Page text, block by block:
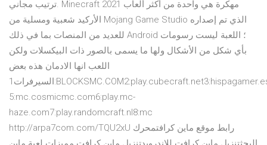
ترتيب مجاني. Minecraft 2021 مهكرة هي واحدة من أكثر ألعاب
الأركيد شعبية ومسلية من Mojang Game Studio الذي تم إصداره
للعديد من المنصات بما في ذلك Android ؛ اللعبة ليست رسومات
بأي شكل من الأشكال ولها ما يسمى بالصور ذات البيكسلات ولكن
اللعب انها الادمان هذه بعض
السيرفرات1:BLOCKSMC.COM2:play.cubecraft.net3:hispagamer.es4:serv.bloodybattle.net
5:mc.cosmicmc.com6:play.mc-
haze.com7:play.randomcraft.nl8:mc
http://arpa7com.com/TQU2xU رابط موقع ماين كرافتمحرك